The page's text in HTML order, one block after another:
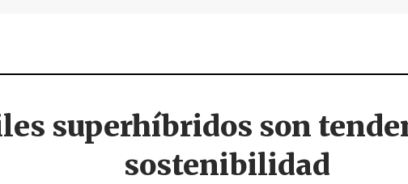
superhíbridos son
sostenibilidad